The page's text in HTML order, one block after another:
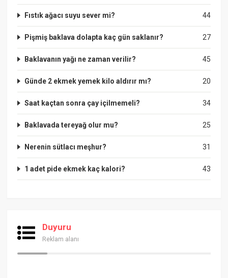
44
Fıstık ağacı suyu sever mi?
27
Pişmiş baklava dolapta kaç gün saklanır?
45
Baklavanın yağı ne zaman verilir?
20
Günde 2 ekmek yemek kilo aldırır mı?
34
Saat kaçtan sonra çay içilmemeli?
25
Baklavada tereyağ olur mu?
31
Nerenin sütlacı meşhur?
43
1 adet pide ekmek kaç kalori?
Duyuru
Reklam alanı